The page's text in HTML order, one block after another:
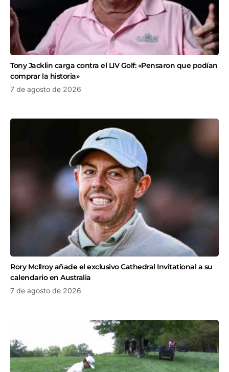
Tony Jacklin carga contra el LIV Golf: «Pensaron que podían
comprar la historia»
7 de agosto de 2026
Rory McIlroy añade el exclusivo Cathedral Invitational a su
calendario en Australia
7 de agosto de 2026